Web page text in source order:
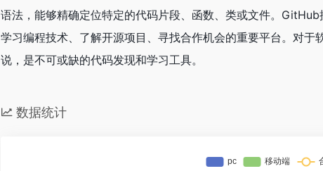
语法，能够精确定位特定的代码片段、函数、类或文件。
学习编程技术、了解开源项目、寻找合作机会的重要平台。对于
说，是不可或缺的代码发现和学习工具。
数据统计